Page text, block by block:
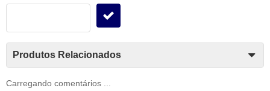
Produtos Relacionados
Carregando comentários ...